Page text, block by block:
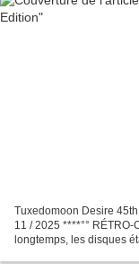
Tuxedomoon Desire
11 / 2025 ****°°
longtemps, les disques